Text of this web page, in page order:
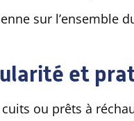
sur l’ensemble
et
cuits ou prêts à